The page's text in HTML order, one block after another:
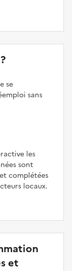
se
sans
les
sont
complétées
locaux.
et